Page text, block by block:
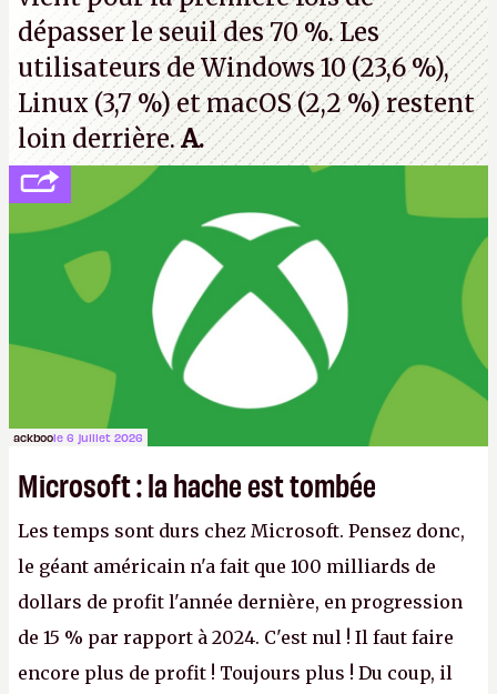
dépasser le seuil des 70 %. Les
utilisateurs de Windows 10 (23,6 %),
Linux (3,7 %) et macOS (2,2 %) restent
loin derrière.A.
ackboole 6 juillet 2026
Microsoft : la hache est tombée
Les temps sont durs chez Microsoft. Pensez donc,
le géant américain n'a fait que 100 milliards de
dollars de profit l'année dernière, en progression
de 15 % par rapport à 2024. C'est nul ! Il faut faire
encore plus de profit ! Toujours plus ! Du coup, il